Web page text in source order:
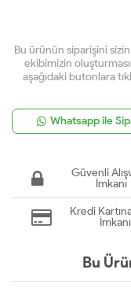
Bu ürünün siparişini
ekibimizin
aşağıdaki butonlara
Whatsapp ile
Güvenli
İmkanı
Kredi
İmkanı
Bu